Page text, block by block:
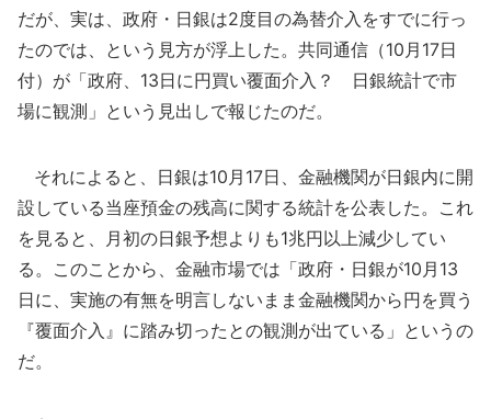
だが、実は、政府・日銀は2度目の為替介入をすでに行っ
たのでは、という見方が浮上した。共同通信（10月17日
付）が「政府、13日に円買い覆面介入？ 日銀統計で市
場に観測」という見出しで報じたのだ。
それによると、日銀は10月17日、金融機関が日銀内に開
設している当座預金の残高に関する統計を公表した。これ
を見ると、月初の日銀予想よりも1兆円以上減少してい
る。このことから、金融市場では「政府・日銀が10月13
日に、実施の有無を明言しないまま金融機関から円を買う
『覆面介入』に踏み切ったとの観測が出ている」というの
だ。